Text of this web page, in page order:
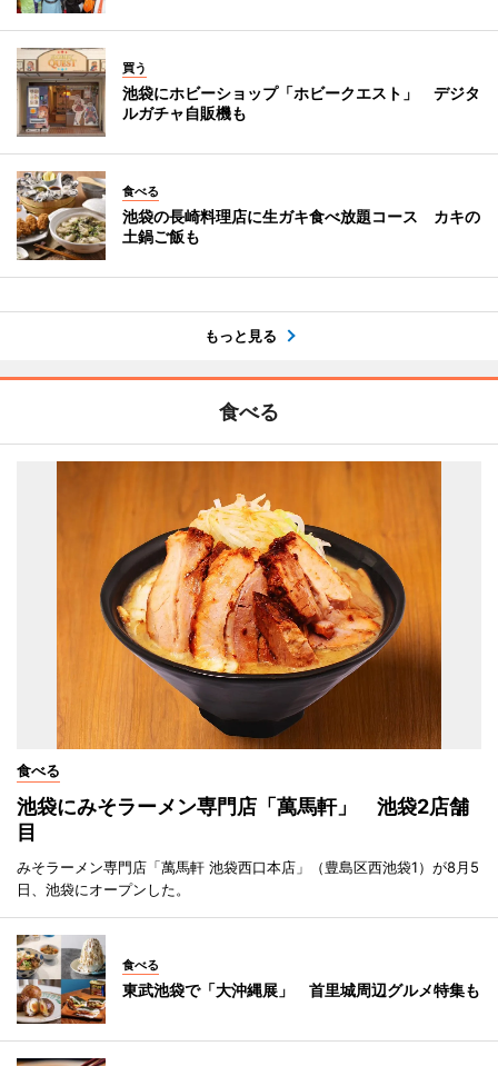
買う
池袋にホビーショップ「ホビークエスト」 デジタ
ルガチャ自販機も
食べる
池袋の長崎料理店に生ガキ食べ放題コース カキの
土鍋ご飯も
もっと見る
食べる
食べる
池袋にみそラーメン専門店「萬馬軒」 池袋2店舗
目
みそラーメン専門店「萬馬軒 池袋西口本店」（豊島区西池袋1）が8月5
日、池袋にオープンした。
食べる
東武池袋で「大沖縄展」 首里城周辺グルメ特集も